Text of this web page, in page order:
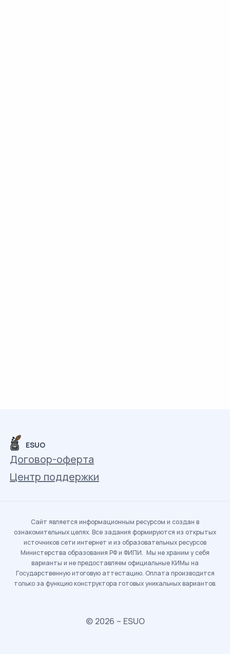
ESUO
Договор-оферта
Центр поддержки
Сайт является информационным ресурсом и создан в
ознакомительных целях. Все задания формируются из открытых
источников сети интернет и из образовательных ресурсов
Министерства образования РФ и ФИПИ. Мы не храним у себя
варианты и не предоставляем официальные КИМы на
Государственную итоговую аттестацию. Оплата производится
только за функцию конструктора готовых уникальных вариантов.
© 2026 – ESUO